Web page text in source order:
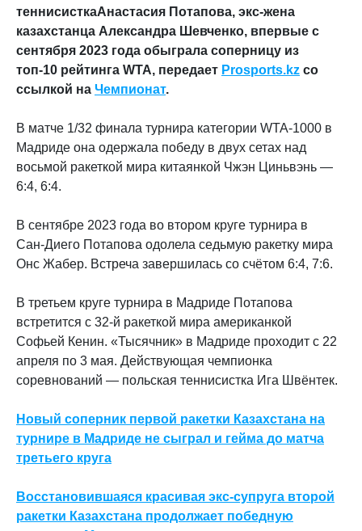
теннисисткаАнастасия Потапова, экс-жена
казахстанца Александра Шевченко, впервые с
сентября 2023 года обыграла соперницу из
топ-10 рейтинга WTA, передает Prosports.kz со
ссылкой на Чемпионат.
В матче 1/32 финала турнира категории WTA-1000 в
Мадриде она одержала победу в двух сетах над
восьмой ракеткой мира китаянкой Чжэн Циньвэнь —
6:4, 6:4.
В сентябре 2023 года во втором круге турнира в
Сан-Диего Потапова одолела седьмую ракетку мира
Онс Жабер. Встреча завершилась со счётом 6:4, 7:6.
В третьем круге турнира в Мадриде Потапова
встретится с 32-й ракеткой мира американкой
Софьей Кенин. «Тысячник» в Мадриде проходит с 22
апреля по 3 мая. Действующая чемпионка
соревнований — польская теннисистка Ига Швёнтек.
Новый соперник первой ракетки Казахстана на
турнире в Мадриде не сыграл и гейма до матча
третьего круга
Восстановившаяся красивая экс-супруга второй
ракетки Казахстана продолжает победную